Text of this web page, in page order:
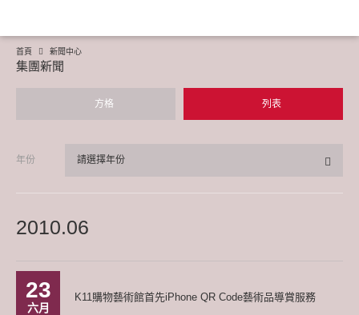
首頁 新聞中心
集團新聞
方格 列表
年份 請選擇年份
2010.06
23
六月
K11購物藝術館首先iPhone QR Code藝術品導賞服務